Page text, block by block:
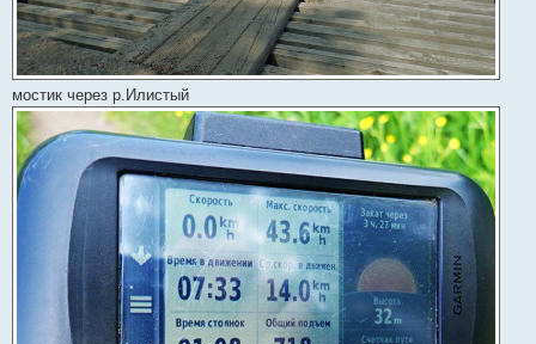
мостик через р.Илистый